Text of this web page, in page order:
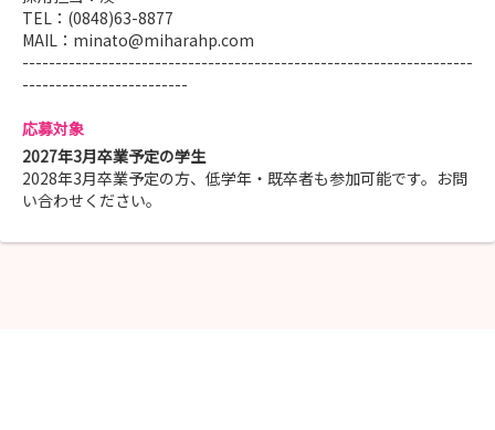
TEL：(0848)63-8877
MAIL：minato@miharahp.com
--------------------------------------------------------------------
-------------------------
応募対象
2027年3月卒業予定の学生
2028年3月卒業予定の方、低学年・既卒者も参加可能です。お問
い合わせください。